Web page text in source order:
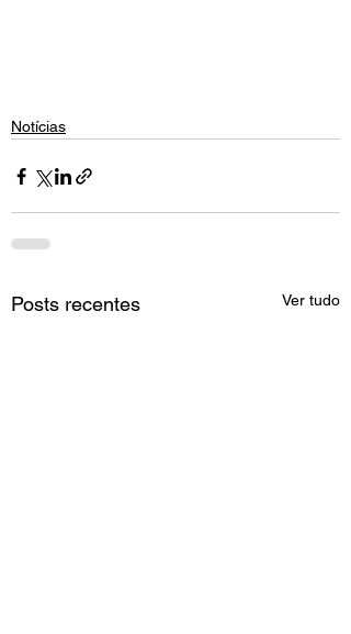
Notícias
Posts recentes Ver tudo